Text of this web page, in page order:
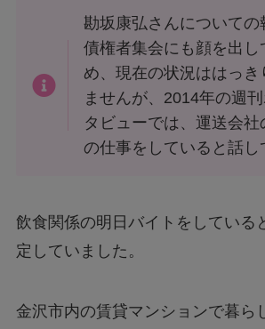
勘坂康弘さんについての
債権者集会にも顔を出し
め、現在の状況ははっき
ませんが、2014年の週
タビューでは、運送会社
の仕事をしていると話し
飲食関係の明日バイトをしている
定していました。
金沢市内の賃貸マンションで暮ら